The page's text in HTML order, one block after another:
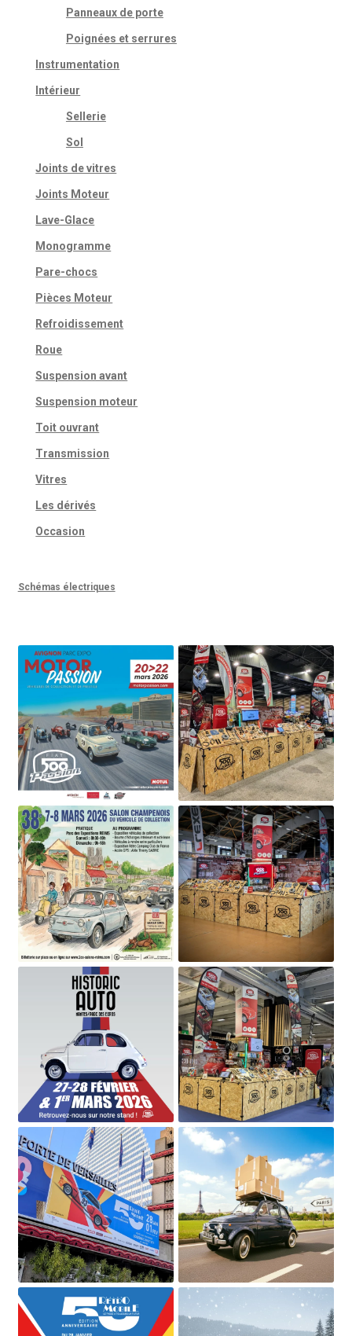
Panneaux de porte
Poignées et serrures
Instrumentation
Intérieur
Sellerie
Sol
Joints de vitres
Joints Moteur
Lave-Glace
Monogramme
Pare-chocs
Pièces Moteur
Refroidissement
Roue
Suspension avant
Suspension moteur
Toit ouvrant
Transmission
Vitres
Les dérivés
Occasion
Schémas électriques